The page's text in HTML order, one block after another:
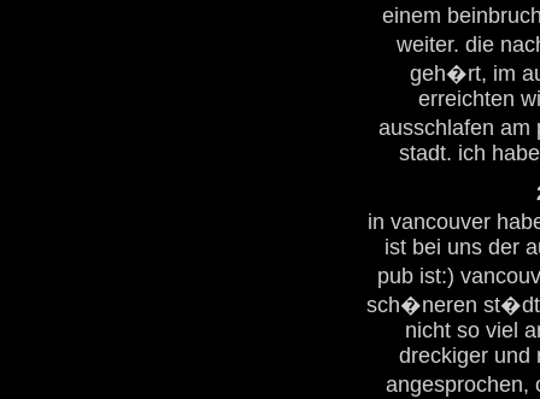
einem
weiter. die
geh�rt, im
erreichten
ausschlafen
stadt. ich
in vancouver
ist bei uns der
pub ist:)
sch�neren
nicht so viel
dreckiger und